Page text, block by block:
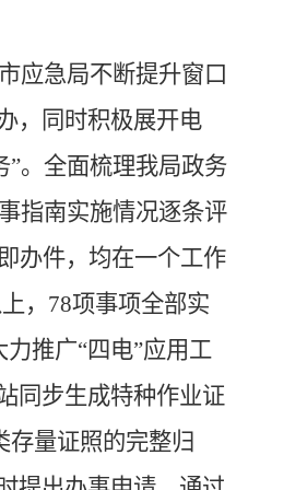
应急局不断提升窗口
，同时积极展开电
。 全面梳理我局政务
指南实施情况逐条评
办件，均在一个工作
，78项事项全部实
力推广“四电”应用工
同步生成特种作业证
存量证照的完整归